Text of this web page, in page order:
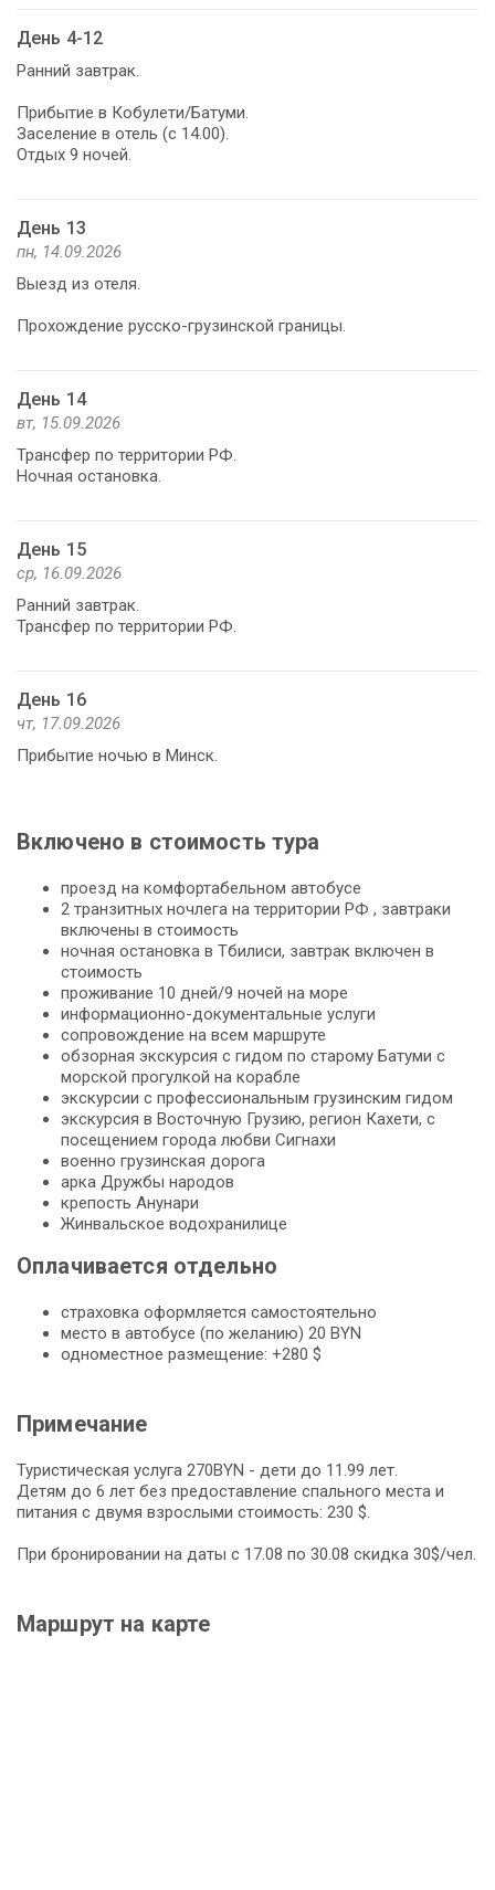
День 4-12
Ранний завтрак.
Прибытие в Кобулети/Батуми.
Заселение в отель (с 14.00).
Отдых 9 ночей.
День 13
пн, 14.09.2026
Выезд из отеля.
Прохождение русско-грузинской границы.
День 14
вт, 15.09.2026
Трансфер по территории РФ.
Ночная остановка.
День 15
ср, 16.09.2026
Ранний завтрак.
Трансфер по территории РФ.
День 16
чт, 17.09.2026
Прибытие ночью в Минск.
Включено в стоимость тура
проезд на комфортабельном автобусе
2 транзитных ночлега на территории РФ , завтраки
включены в стоимость
ночная остановка в Тбилиси, завтрак включен в
стоимость
проживание 10 дней/9 ночей на море
информационно-документальные услуги
сопровождение на всем маршруте
обзорная экскурсия с гидом по старому Батуми с
морской прогулкой на корабле
экскурсии с профессиональным грузинским гидом
экскурсия в Восточную Грузию, регион Кахети, с
посещением города любви Сигнахи
военно грузинская дорога
арка Дружбы народов
крепость Анунари
Жинвальское водохранилице
Оплачивается отдельно
страховка оформляется самостоятельно
место в автобусе (по желанию) 20 BYN
одноместное размещение: +280 $
Примечание
Туристическая услуга 270BYN - дети до 11.99 лет.
Детям до 6 лет без предоставление спального места и
питания с двумя взрослыми стоимость: 230 $.
При бронировании на даты с 17.08 по 30.08 скидка 30$/чел.
Маршрут на карте